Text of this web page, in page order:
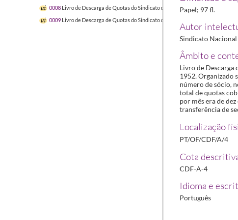
0008 Livro de Descarga de Quotas do Sindicato dos Farmacêuticos1959/1961
0009 Livro de Descarga de Quotas do Sindicato dos Farmacêuticos
Papel; 97 fl.
Autor
Sindicato
Âmbito e
Livro de Descarga
1952. Organizado
número de sócio,
total de quotas
por mês era de
transferência de
Localização
PT/OF/CDF/A/4
Cota
CDF-A-4
Idioma e
Português